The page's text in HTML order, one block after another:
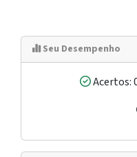
Seu Desempenho